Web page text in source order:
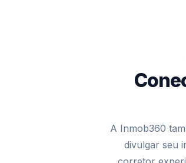
A Inmob360
divulgar seu